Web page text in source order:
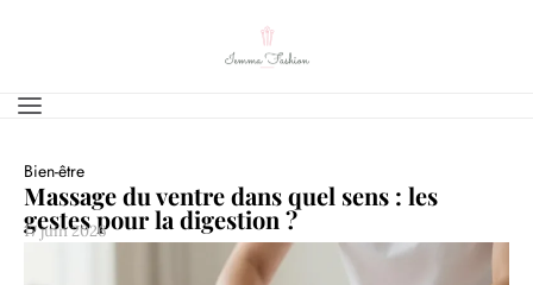
Bien-être
Massage du ventre dans quel sens : les
gestes pour la digestion ?
17 juin 2026